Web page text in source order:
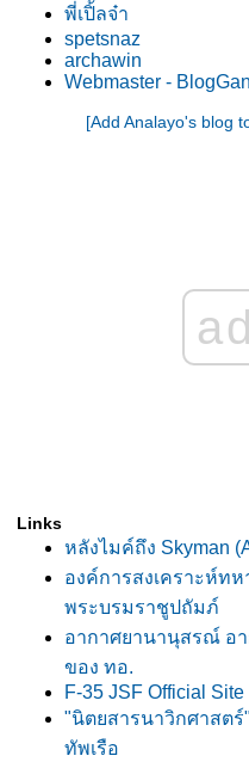
พี่เปิ้ลจ๋า
spetsnaz
archawin
Webmaster -
[Add Analayo's blog
ad
Links
หลังไมค์ถึง Skyman
องค์การสงเคราะห์ท
พระบรมราชูปถัมภ์
อากาศยานานุสรณ์ อ
ของ ทอ.
F-35 JSF Official Site
"นิตยสารนาวิกศาสตร์
ทัพเรือ